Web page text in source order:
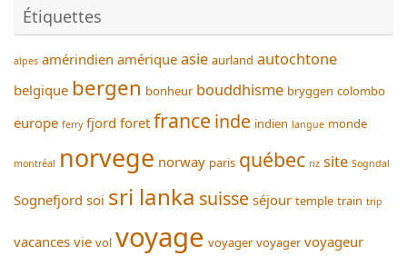
Étiquettes
alpes amérindien amérique asie aurland autochtone
belgique bergen bonheur bouddhisme bryggen colombo
europe ferry fjord foret france inde indien langue monde
montréal norvege norway paris québec riz site Sogndal
Sognefjord soi sri lanka suisse séjour temple train trip
vacances vie vol voyage voyager voyager voyageur